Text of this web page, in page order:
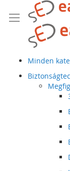
Minden